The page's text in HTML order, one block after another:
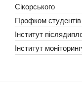
Сікорського
Профком студентів
Інститут
Інститут